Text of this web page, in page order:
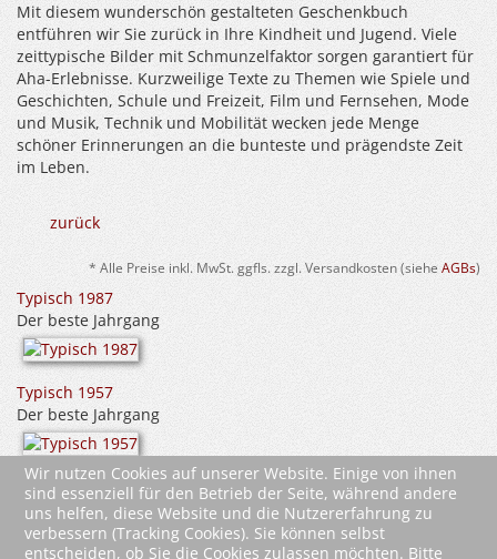
Mit diesem wunderschön gestalteten Geschenkbuch
entführen wir Sie zurück in Ihre Kindheit und Jugend. Viele
zeittypische Bilder mit Schmunzelfaktor sorgen garantiert für
Aha-Erlebnisse. Kurzweilige Texte zu Themen wie Spiele und
Geschichten, Schule und Freizeit, Film und Fernsehen, Mode
und Musik, Technik und Mobilität wecken jede Menge
schöner Erinnerungen an die bunteste und prägendste Zeit
im Leben.
zurück
* Alle Preise inkl. MwSt. ggfls. zzgl. Versandkosten (siehe AGBs)
Typisch 1987
Der beste Jahrgang
Typisch 1957
Der beste Jahrgang
Typisch 1994
Wir nutzen Cookies auf unserer Website. Einige von ihnen
sind essenziell für den Betrieb der Seite, während andere
uns helfen, diese Website und die Nutzererfahrung zu
verbessern (Tracking Cookies). Sie können selbst
entscheiden, ob Sie die Cookies zulassen möchten. Bitte